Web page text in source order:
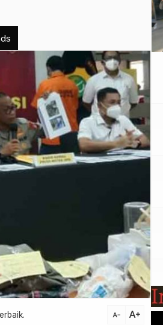
text_decrease text_increase